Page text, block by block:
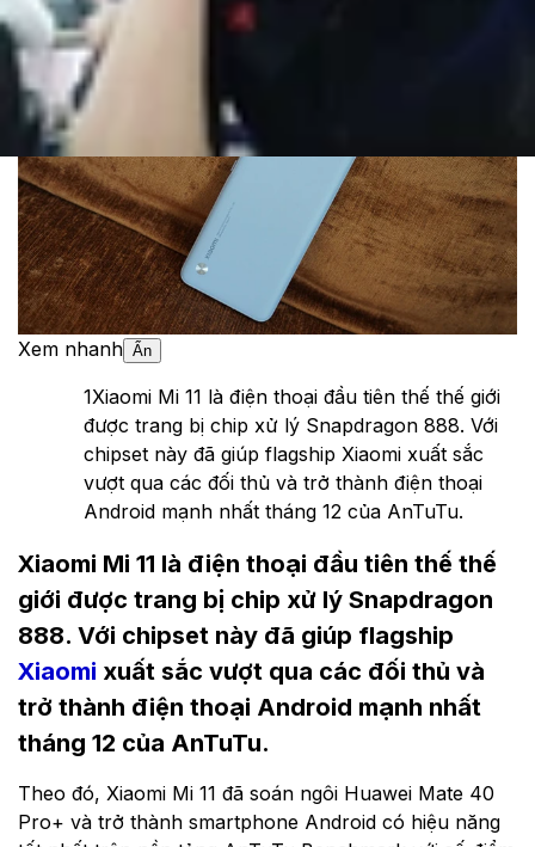
Cập nhật:06/01/2021
Theo dõi XTMobile trên
Xem nhanh Ẩn
1Xiaomi Mi 11 là điện thoại đầu tiên thế thế giới
được trang bị chip xử lý Snapdragon 888. Với
chipset này đã giúp flagship Xiaomi xuất sắc
vượt qua các đối thủ và trở thành điện thoại
Android mạnh nhất tháng 12 của AnTuTu.
Xiaomi Mi 11 là điện thoại đầu tiên thế thế
giới được trang bị chip xử lý Snapdragon
888. Với chipset này đã giúp flagship
Xiaomi xuất sắc vượt qua các đối thủ và
trở thành điện thoại Android mạnh nhất
tháng 12 của AnTuTu.
Theo đó, Xiaomi Mi 11 đã soán ngôi Huawei Mate 40
Pro+ và trở thành smartphone Android có hiệu năng